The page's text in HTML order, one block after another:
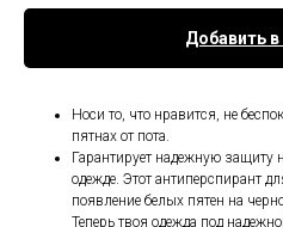
Добавить в
Носи то, что нравится, не
пятнах от пота.
Гарантирует надежную защиту
одежде. Этот антиперспирант
появление белых пятен на
Теперь твоя одежда под